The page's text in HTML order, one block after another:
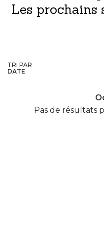
Les prochains
TRI PAR
DATE
Pas de résultats